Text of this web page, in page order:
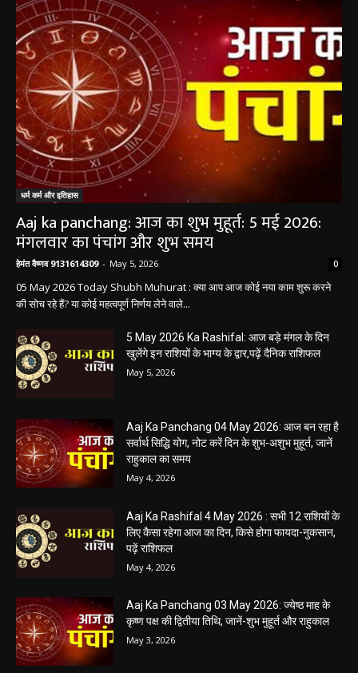
धर्म कर्म और इतिहास
Aaj ka panchang: आज का शुभ मुहूर्त: 5 मई 2026:
मंगलवार का पंचांग और शुभ समय
हेमंत वैष्णव 9131614309 - May 5, 2026 0
05 May 2026 Today Shubh Muhurat : क्या आप आज कोई नया काम शुरू करने
की सोच रहे हैं? या कोई महत्वपूर्ण निर्णय लेने वाले...
5 May 2026 Ka Rashifal: आज बड़े मंगल के दिन
खुलेंगे इन राशियों के भाग्य के द्वार,पढ़ें दैनिक राशिफल
May 5, 2026
Aaj Ka Panchang 04 May 2026: आज बन रहा है
सर्वार्थ सिद्धि योग, नोट करें दिन के शुभ-अशुभ मुहूर्त, जानें
राहुकाल का समय
May 4, 2026
Aaj Ka Rashifal 4 May 2026 : सभी 12 राशियों के
लिए कैसा रहेगा आज का दिन, किसे होगा फायदा-नुकसान,
पढ़ें राशिफल
May 4, 2026
Aaj Ka Panchang 03 May 2026: ज्येष्ठ माह के
कृष्ण पक्ष की द्वितीया तिथि, जानें-शुभ मुहूर्त और राहुकाल
May 3, 2026